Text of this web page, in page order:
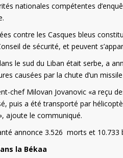
nationales compétentes
contre les Casques bleus
de sécurité, et peuvent
le sud du Liban était serbe, a
causées par la chute d’un
chef Milovan Jovanovic «a reçu
puis a été transporté par
ajoute le communiqué.
annonce 3.526 morts et 10.733
la Békaa